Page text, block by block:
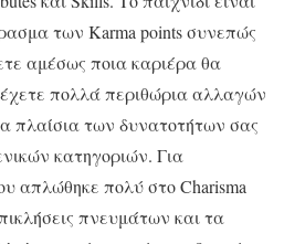
των Karma points συνεπώς
αμέσως ποια καριέρα θα
πολλά περιθώρια αλλαγών
πλαίσια των δυνατοτήτων σας
κατηγοριών. Για
απλώθηκε πολύ στο Charisma
πνευμάτων και τα